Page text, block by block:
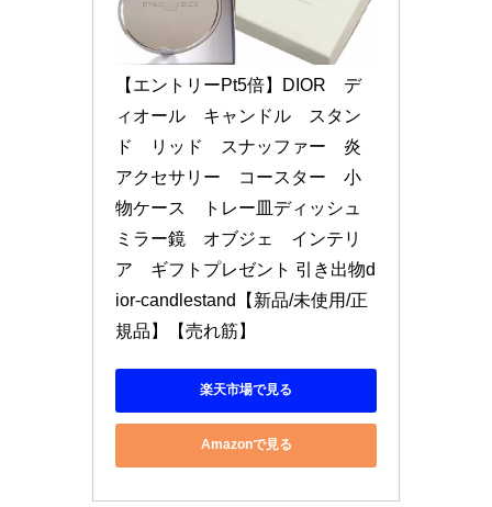
【エントリーPt5倍】DIOR　デ
ィオール　キャンドル　スタン
ド　リッド　スナッファー　炎
アクセサリー　コースター　小
物ケース　トレー皿ディッシュ
ミラー鏡　オブジェ　インテリ
ア　ギフトプレゼント 引き出物d
ior-candlestand【新品/未使用/正
規品】【売れ筋】
楽天市場で見る
Amazonで見る